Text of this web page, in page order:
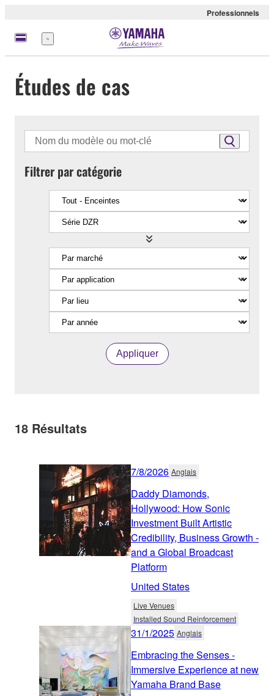
Professionnels
Menu
Études de cas
Filtrer par catégorie
Appliquer
18 Résultats
7/8/2026 Anglais
Daddy Diamonds,
Hollywood: How Sonic
Investment Built Artistic
Credibility, Business Growth -
and a Global Broadcast
Platform
United States
Live Venues
Installed Sound Reinforcement
31/1/2025 Anglais
Embracing the Senses -
Immersive Experience at new
Yamaha Brand Base